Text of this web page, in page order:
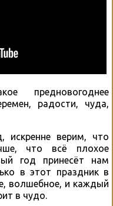
предновогоднее
радости, чуда,
искренне верим, что
что всё плохое
год принесёт нам
в этот праздник в
волшебное, и каждый
в чудо.